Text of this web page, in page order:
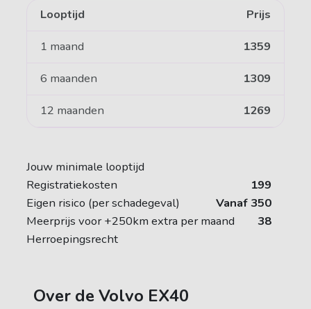
Looptijd Prijs
1 maand 1359
6 maanden 1309
12 maanden 1269
Jouw minimale looptijd
Registratiekosten
199
Eigen risico (per schadegeval)
Vanaf 350
Meerprijs voor +250km extra per maand
38
Herroepingsrecht
Over de Volvo EX40